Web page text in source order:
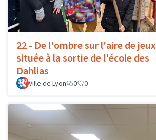
22 - De l'ombre sur l'aire de jeux
située à la sortie de l'école des
Dahlias
Ville de Lyon 0 0